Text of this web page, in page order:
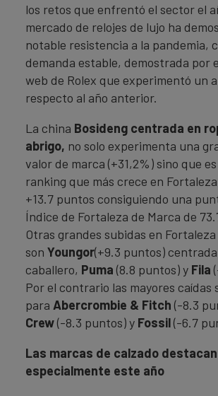
los retos que enfrentó el sector el
mercado de relojes de lujo ha
notable resistencia a la pandemia,
demanda estable, demostrada por
web de Rolex que experimentó un
respecto al año anterior.
La china Bosideng centrada en
abrigo, no solo experimenta una
valor de marca (+31,2%) sino que
ranking que más crece en
+13.7 puntos consiguiendo una
Índice de Fortaleza de Marca de
Otras grandes subidas en
son Youngor(+9.3 puntos)
caballero, Puma (8.8 puntos) y Fila
Por el contrario las mayores caídas
para Abercrombie & Fitch (-8.3
Crew(-8.3 puntos) y Fossil(-6.7
Las marcas de calzado destacan
especialmente este año